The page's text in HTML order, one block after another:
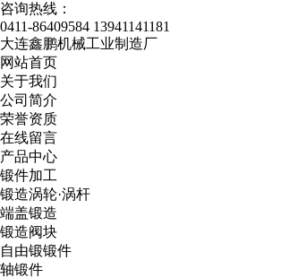
咨询热线：
0411-86409584 13941141181
大连鑫鹏机械工业制造厂
网站首页
关于我们
公司简介
荣誉资质
在线留言
产品中心
锻件加工
锻造涡轮·涡杆
端盖锻造
锻造阀块
自由锻锻件
轴锻件